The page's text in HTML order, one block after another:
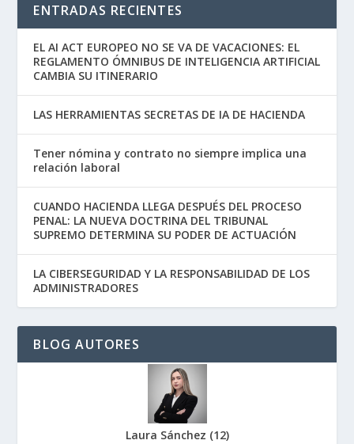
ENTRADAS RECIENTES
EL AI ACT EUROPEO NO SE VA DE VACACIONES: EL
REGLAMENTO ÓMNIBUS DE INTELIGENCIA ARTIFICIAL
CAMBIA SU ITINERARIO
LAS HERRAMIENTAS SECRETAS DE IA DE HACIENDA
Tener nómina y contrato no siempre implica una
relación laboral
CUANDO HACIENDA LLEGA DESPUÉS DEL PROCESO
PENAL: LA NUEVA DOCTRINA DEL TRIBUNAL
SUPREMO DETERMINA SU PODER DE ACTUACIÓN
LA CIBERSEGURIDAD Y LA RESPONSABILIDAD DE LOS
ADMINISTRADORES
BLOG AUTORES
Laura Sánchez (12)